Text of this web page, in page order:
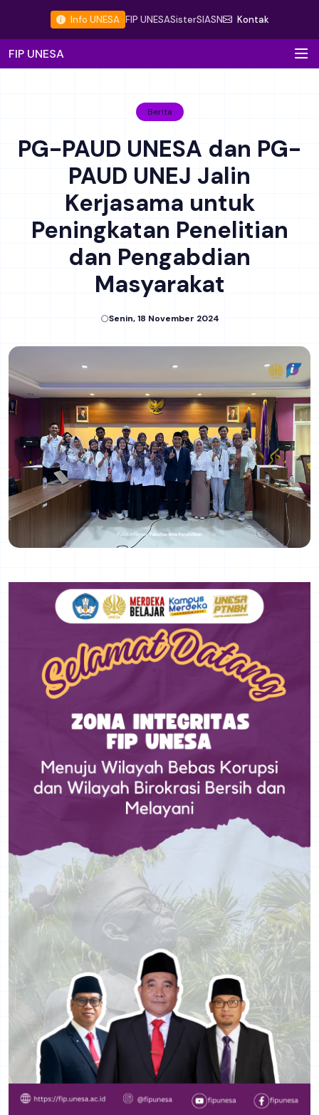
Info UNESA FIP UNESASisterSIASN Kontak
FIP UNESA
Berita
PG-PAUD UNESA dan PG-
PAUD UNEJ Jalin
Kerjasama untuk
Peningkatan Penelitian
dan Pengabdian
Masyarakat
Senin, 18 November 2024